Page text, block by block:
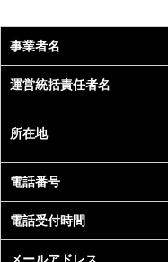
事業者名
運営統括責任者名
所在地
電話番号
電話受付時間